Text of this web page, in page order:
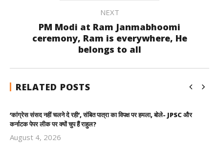
NEXT
PM Modi at Ram Janmabhoomi
ceremony, Ram is everywhere, He
belongs to all
RELATED POSTS
‘कांग्रेस संसद नहीं चलने दे रही’, संबित पात्रा का विपक्ष पर हमला, बोले- JPSC और
कर्नाटक पेपर लीक पर क्यों चुप हैं राहुल?
August 4, 2026